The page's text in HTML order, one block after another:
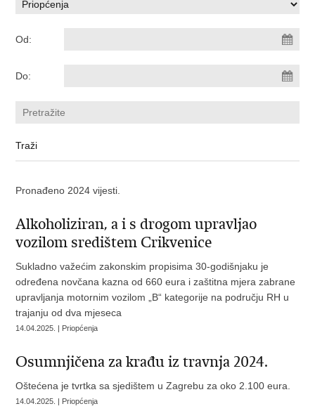
Od:
Do:
Pronađeno 2024 vijesti.
​Alkoholiziran, a i s drogom upravljao
vozilom središtem Crikvenice
Sukladno važećim zakonskim propisima 30-godišnjaku je
određena novčana kazna od 660 eura i zaštitna mjera zabrane
upravljanja motornim vozilom „B“ kategorije na području RH u
trajanju od dva mjeseca
14.04.2025. | Priopćenja
Osumnjičena za krađu iz travnja 2024.
Oštećena je tvrtka sa sjedištem u Zagrebu za oko 2.100 eura.
14.04.2025. | Priopćenja